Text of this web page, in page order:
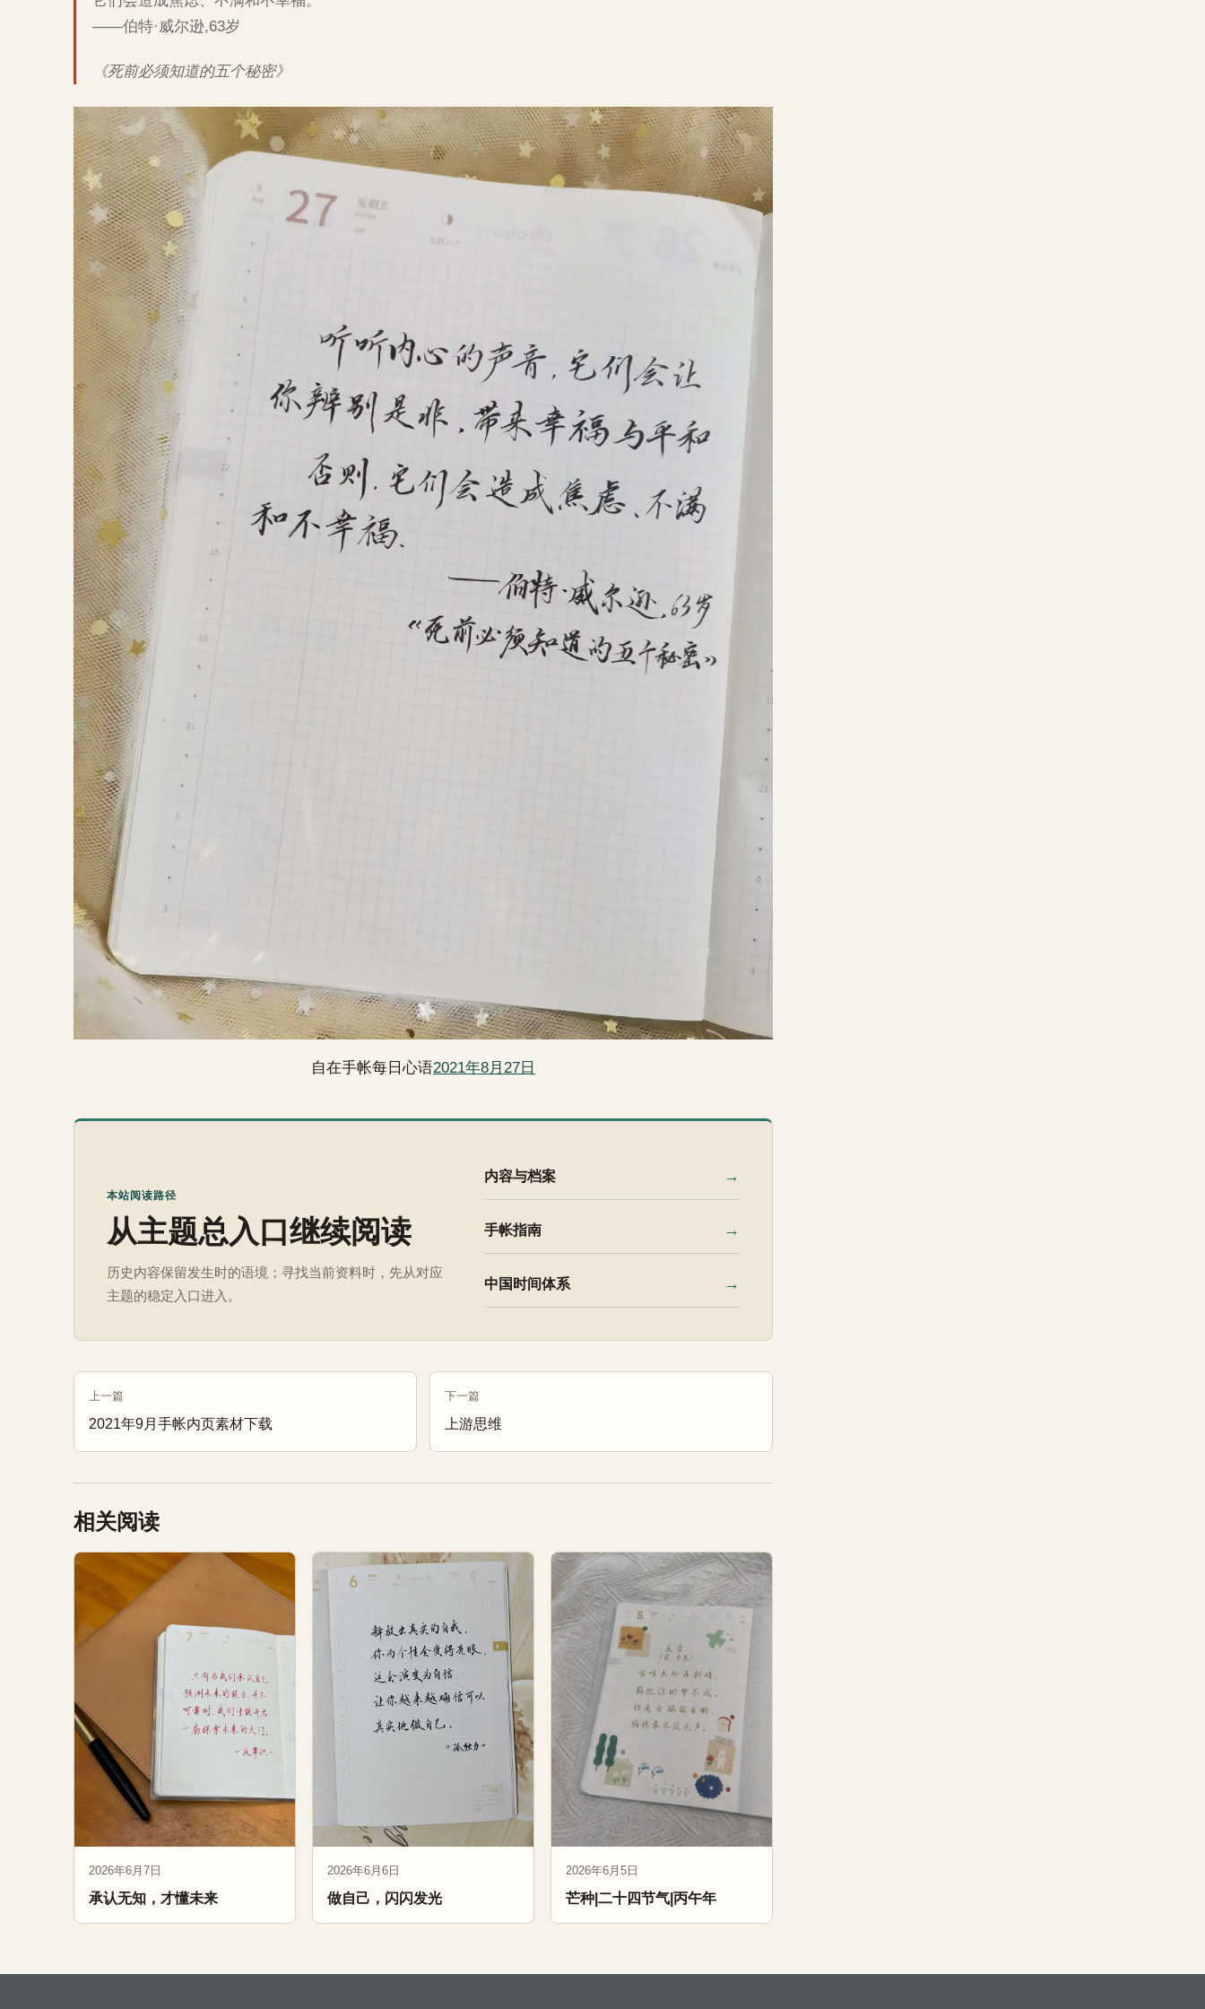
——伯特·威尔逊,63岁
《死前必须知道的五个秘密》
自在手帐每日心语2021年8月27日
本站阅读路径
从主题总入口继续阅读
历史内容保留发生时的语境；寻找当前资料时，先从对应
主题的稳定入口进入。
内容与档案 →
手帐指南 →
中国时间体系 →
上一篇
2021年9月手帐内页素材下载
下一篇
上游思维
相关阅读
2026年6月7日
承认无知，才懂未来
2026年6月6日
做自己，闪闪发光
2026年6月5日
芒种|二十四节气|丙午年